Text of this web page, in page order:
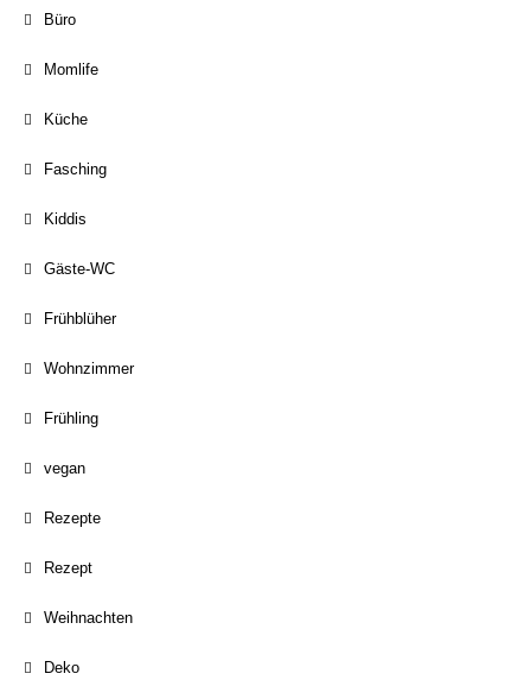
Büro
Momlife
Küche
Fasching
Kiddis
Gäste-WC
Frühblüher
Wohnzimmer
Frühling
vegan
Rezepte
Rezept
Weihnachten
Deko